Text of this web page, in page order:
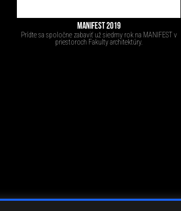
MANIFEST 2019
Prídte sa spoločne zabaviť už siedmy rok na MANIFEST v
priestoroch Fakulty architektúry.